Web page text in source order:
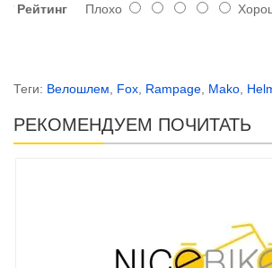
Рейтинг Плохо
Теги: Велошлем Fox Rampage Mako
РЕКОМЕНДУЕМ ПОЧИТАТЬ